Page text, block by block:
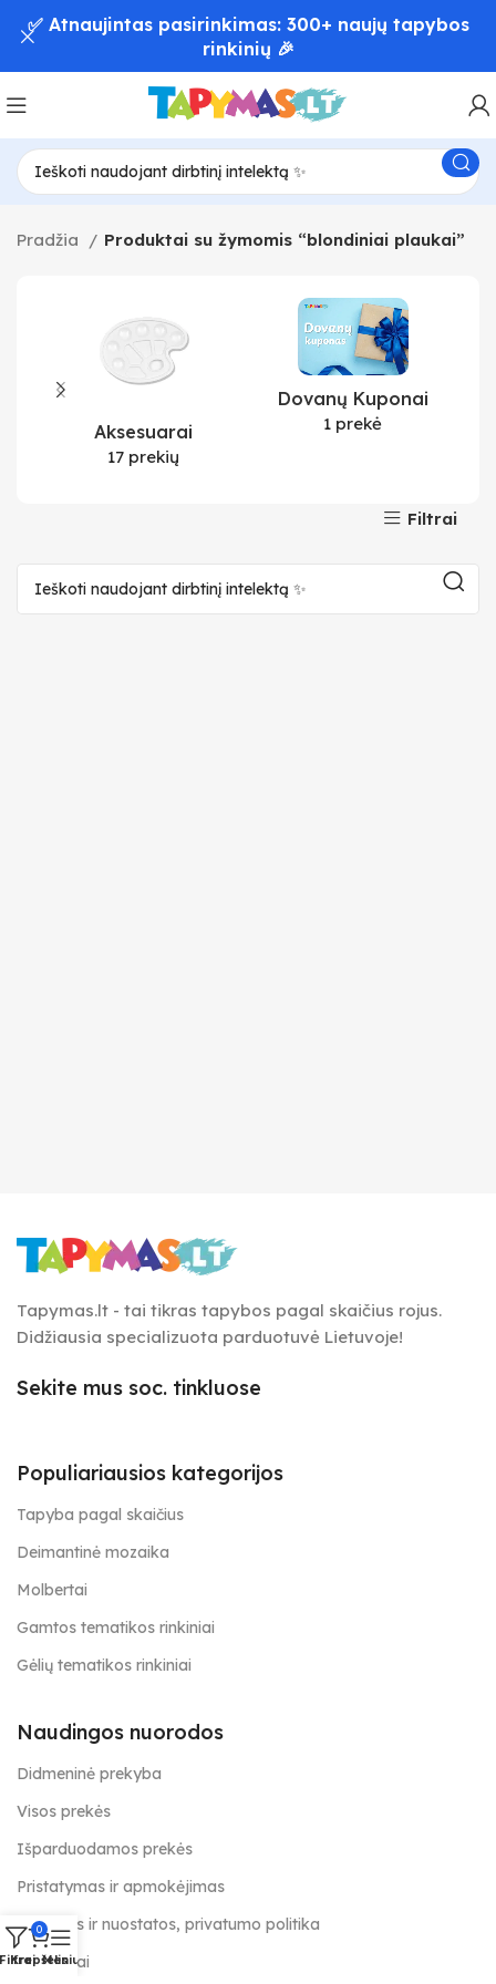
Pradžia Produktai su žymomis “blondiniai plaukai”
Aksesuarai
17 prekių
Dovanų Kuponai
1 prekė
Filtrai
Tapymas.lt - tai tikras tapybos pagal skaičius rojus.
Didžiausia specializuota parduotuvė Lietuvoje!
Sekite mus soc. tinkluose
Populiariausios kategorijos
Tapyba pagal skaičius
Deimantinė mozaika
Molbertai
Gamtos tematikos rinkiniai
Gėlių tematikos rinkiniai
Naudingos nuorodos
Didmeninė prekyba
Visos prekės
Išparduodamos prekės
Pristatymas ir apmokėjimas
Taisyklės ir nuostatos, privatumo politika
Kontaktai
✅ Atnaujintas pasirinkimas: 300+ naujų tapybos
rinkinių 🎉
0
Krepšelis
Meniu